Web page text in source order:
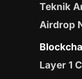
Teknik
Airdrop
Layer 1